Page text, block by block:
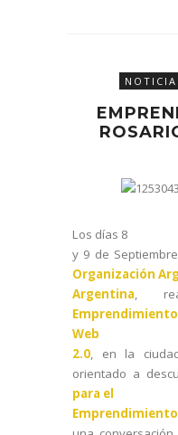
Los días 8
y 9 de
Organización
Argentina,
Web
2.0, en la
orientado a
para el